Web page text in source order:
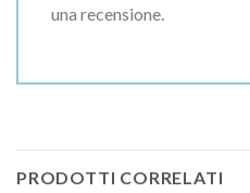
una recensione.
PRODOTTI CORRELATI